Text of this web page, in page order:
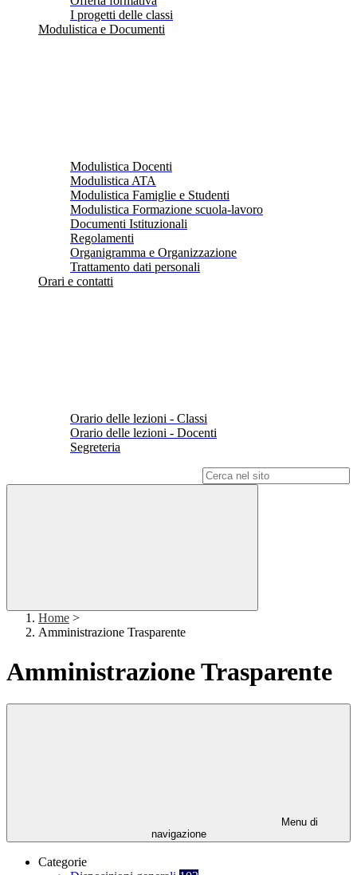
I progetti delle classi
Modulistica e Documenti
Modulistica Docenti
Modulistica ATA
Modulistica Famiglie e Studenti
Modulistica Formazione scuola-lavoro
Documenti Istituzionali
Regolamenti
Organigramma e Organizzazione
Trattamento dati personali
Orari e contatti
Orario delle lezioni - Classi
Orario delle lezioni - Docenti
Segreteria
Home >
Amministrazione Trasparente
Amministrazione Trasparente
Menu di
navigazione
Categorie